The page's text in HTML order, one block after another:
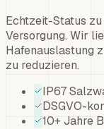
Echtzeit-Status
Versorgung. Wir
Hafenauslastung
zu reduzieren.
IP67
DSGVO-
10+ Jahre